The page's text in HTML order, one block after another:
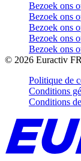
Bezoek ons
Bezoek ons
Bezoek ons
Bezoek ons
Bezoek ons
© 2026 Euractiv FR
Politique de
Conditions
Conditions